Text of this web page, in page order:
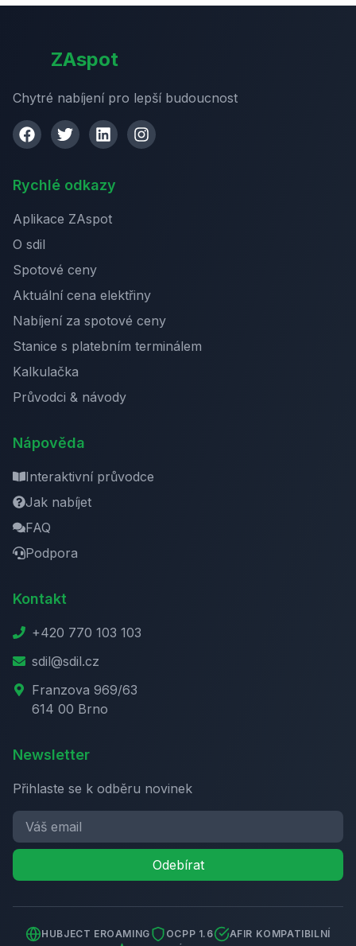
ZAspot
Chytré nabíjení pro lepší budoucnost
Rychlé odkazy
Aplikace ZAspot
O sdil
Spotové ceny
Aktuální cena elektřiny
Nabíjení za spotové ceny
Stanice s platebním terminálem
Kalkulačka
Průvodci & návody
Nápověda
Interaktivní průvodce
Jak nabíjet
FAQ
Podpora
Kontakt
+420 770 103 103
sdil@sdil.cz
Franzova 969/63
614 00 Brno
Newsletter
Přihlaste se k odběru novinek
Odebírat
HUBJECT EROAMING OCPP 1.6
AFIR KOMPATIBILNÍ